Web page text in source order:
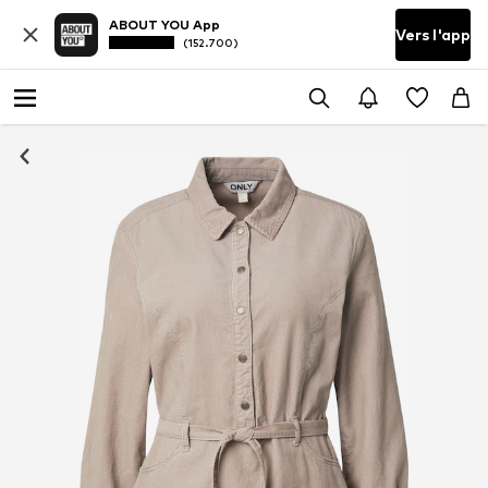
ABOUT YOU App
(152.700) Vers l'app